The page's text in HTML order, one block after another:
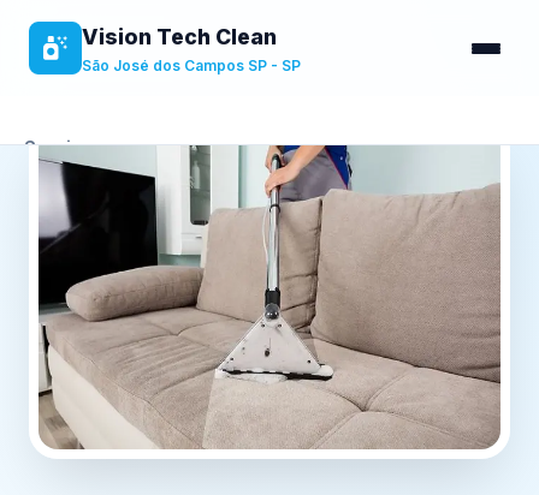
Vision Tech Clean
São José dos Campos SP - SP
Serviços
Sobre
Benefícios
Contato